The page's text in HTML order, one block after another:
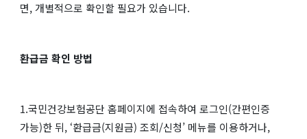
면, 개별적으로 확인할 필요가 있습니다.
환급금 확인 방법
1.국민건강보험공단 홈페이지에 접속하여 로그인(간편인증
가능)한 뒤, ‘환급금(지원금) 조회/신청’ 메뉴를 이용하거나,